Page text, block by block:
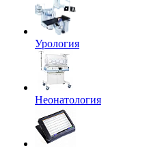
Урология
Неонатология